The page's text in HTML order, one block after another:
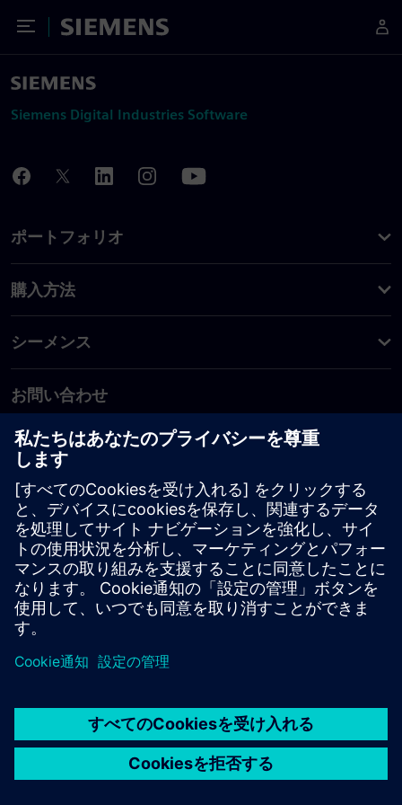
Toggle Menu
Siemens
Siemens Digital Industries Software
ポートフォリオ
購入方法
シーメンス
お問い合わせ
PLM製品のお問い合わせ
EDA製品のお問い合わせ
世界各地の事業拠点
サポート・センター
ご意見・ご要望
違法コピーの連絡先
© Siemens2026
タル・ミレニアム著作権法 (DMCA)
内部通報